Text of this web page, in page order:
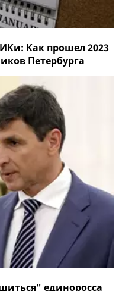
Как прошел 2023
Петербурга
единоросса